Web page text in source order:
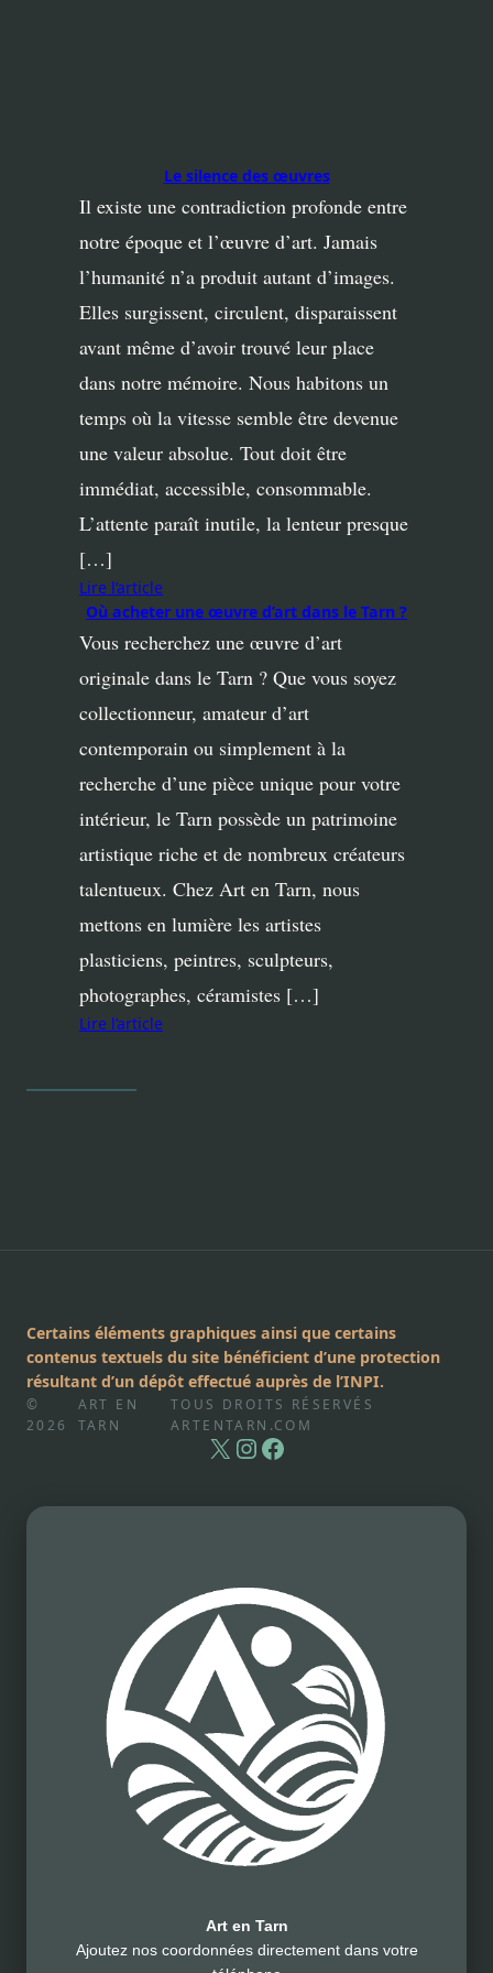
Le silence des œuvres
Il existe une contradiction profonde entre
notre époque et l’œuvre d’art. Jamais
l’humanité n’a produit autant d’images.
Elles surgissent, circulent, disparaissent
avant même d’avoir trouvé leur place
dans notre mémoire. Nous habitons un
temps où la vitesse semble être devenue
une valeur absolue. Tout doit être
immédiat, accessible, consommable.
L’attente paraît inutile, la lenteur presque
[…]
Lire l’article
Où acheter une œuvre d’art dans le Tarn ?
Vous recherchez une œuvre d’art
originale dans le Tarn ? Que vous soyez
collectionneur, amateur d’art
contemporain ou simplement à la
recherche d’une pièce unique pour votre
intérieur, le Tarn possède un patrimoine
artistique riche et de nombreux créateurs
talentueux. Chez Art en Tarn, nous
mettons en lumière les artistes
plasticiens, peintres, sculpteurs,
photographes, céramistes […]
Lire l’article
Certains éléments graphiques ainsi que certains
contenus textuels du site bénéficient d’une protection
résultant d’un dépôt effectué auprès de l’INPI.
©
2026
ART EN
TARN
TOUS DROITS RÉSERVÉS
ARTENTARN.COM
X Instagram
Facebook
Art en Tarn
Ajoutez nos coordonnées directement dans votre